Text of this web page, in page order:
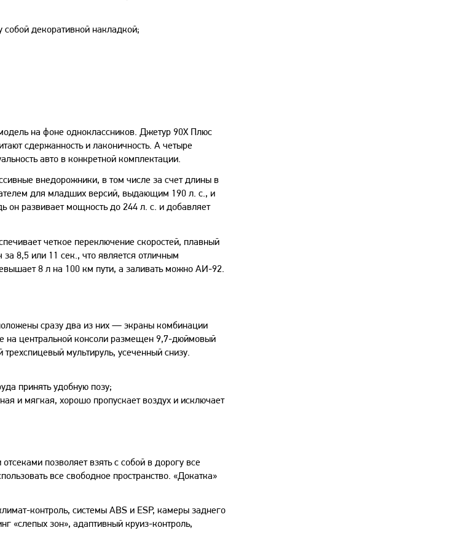
декоративной накладкой;
на фоне одноклассников. Джетур 90Х Плюс
сдержанность и лаконичность. А четыре
авто в конкретной комплектации.
внедорожники, в том числе за счет длины в
для младших версий, выдающим 190 л. с., и
развивает мощность до 244 л. с. и добавляет
четкое переключение скоростей, плавный
8,5 или 11 сек., что является отличным
8 л на 100 км пути, а заливать можно АИ-92.
сразу два из них — экраны комбинации
на центральной консоли размещен 9,7-дюймовый
мультируль, усеченный снизу.
принять удобную позу;
и мягкая, хорошо пропускает воздух и исключает
позволяет взять с собой в дорогу все
все свободное пространство. «Докатка»
контроль, системы ABS и ESP, камеры заднего
«слепых зон», адаптивный круиз-контроль,